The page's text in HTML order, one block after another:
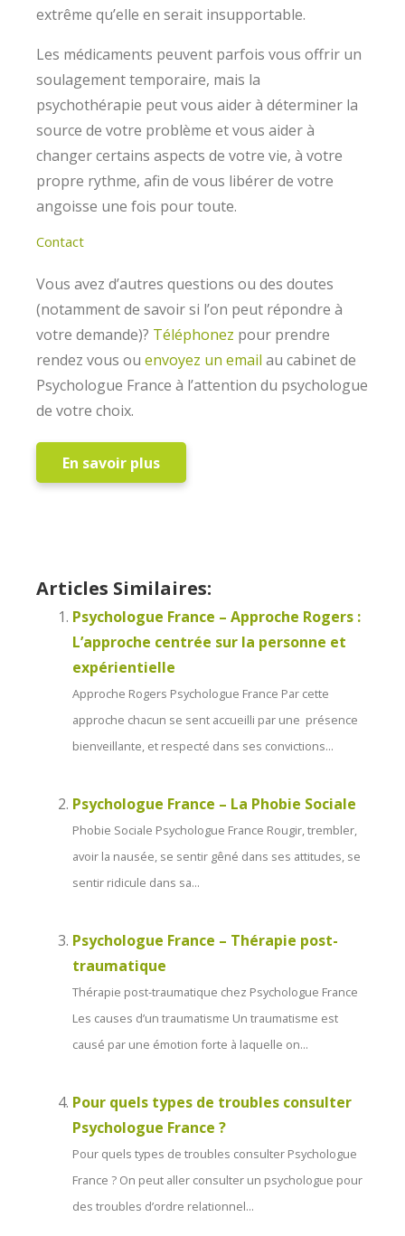
extrême qu’elle en serait insupportable.
Les médicaments peuvent parfois vous offrir un
soulagement temporaire, mais la
psychothérapie peut vous aider à déterminer la
source de votre problème et vous aider à
changer certains aspects de votre vie, à votre
propre rythme, afin de vous libérer de votre
angoisse une fois pour toute.
Contact
Vous avez d’autres questions ou des doutes
(notamment de savoir si l’on peut répondre à
votre demande)? Téléphonez pour prendre
rendez vous ou envoyez un email au cabinet de
Psychologue France à l’attention du psychologue
de votre choix.
En savoir plus
Articles Similaires:
Psychologue France – Approche Rogers :
L’approche centrée sur la personne et
expérientielle
Approche Rogers Psychologue France Par cette
approche chacun se sent accueilli par une présence
bienveillante, et respecté dans ses convictions...
Psychologue France – La Phobie Sociale
Phobie Sociale Psychologue France Rougir, trembler,
avoir la nausée, se sentir gêné dans ses attitudes, se
sentir ridicule dans sa...
Psychologue France – Thérapie post-
traumatique
Thérapie post-traumatique chez Psychologue France
Les causes d’un traumatisme Un traumatisme est
causé par une émotion forte à laquelle on...
Pour quels types de troubles consulter
Psychologue France ?
Pour quels types de troubles consulter Psychologue
France ? On peut aller consulter un psychologue pour
des troubles d’ordre relationnel...